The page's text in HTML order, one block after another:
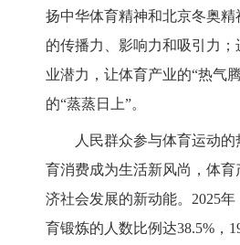
扬中华体育精神和北京冬奥
的传播力、影响力和吸引力
业潜力，让体育产业的“热气
的“蒸蒸日上”。
人民群众参与体育运动
育消费成为生活新风尚，体
济社会发展的新动能。2025
育锻炼的人数比例达38.5%，